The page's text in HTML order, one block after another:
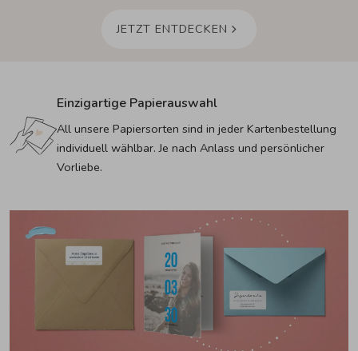
JETZT ENTDECKEN
Einzigartige Papierauswahl
All unsere Papiersorten sind in jeder Kartenbestellung
individuell wählbar. Je nach Anlass und persönlicher
Vorliebe.